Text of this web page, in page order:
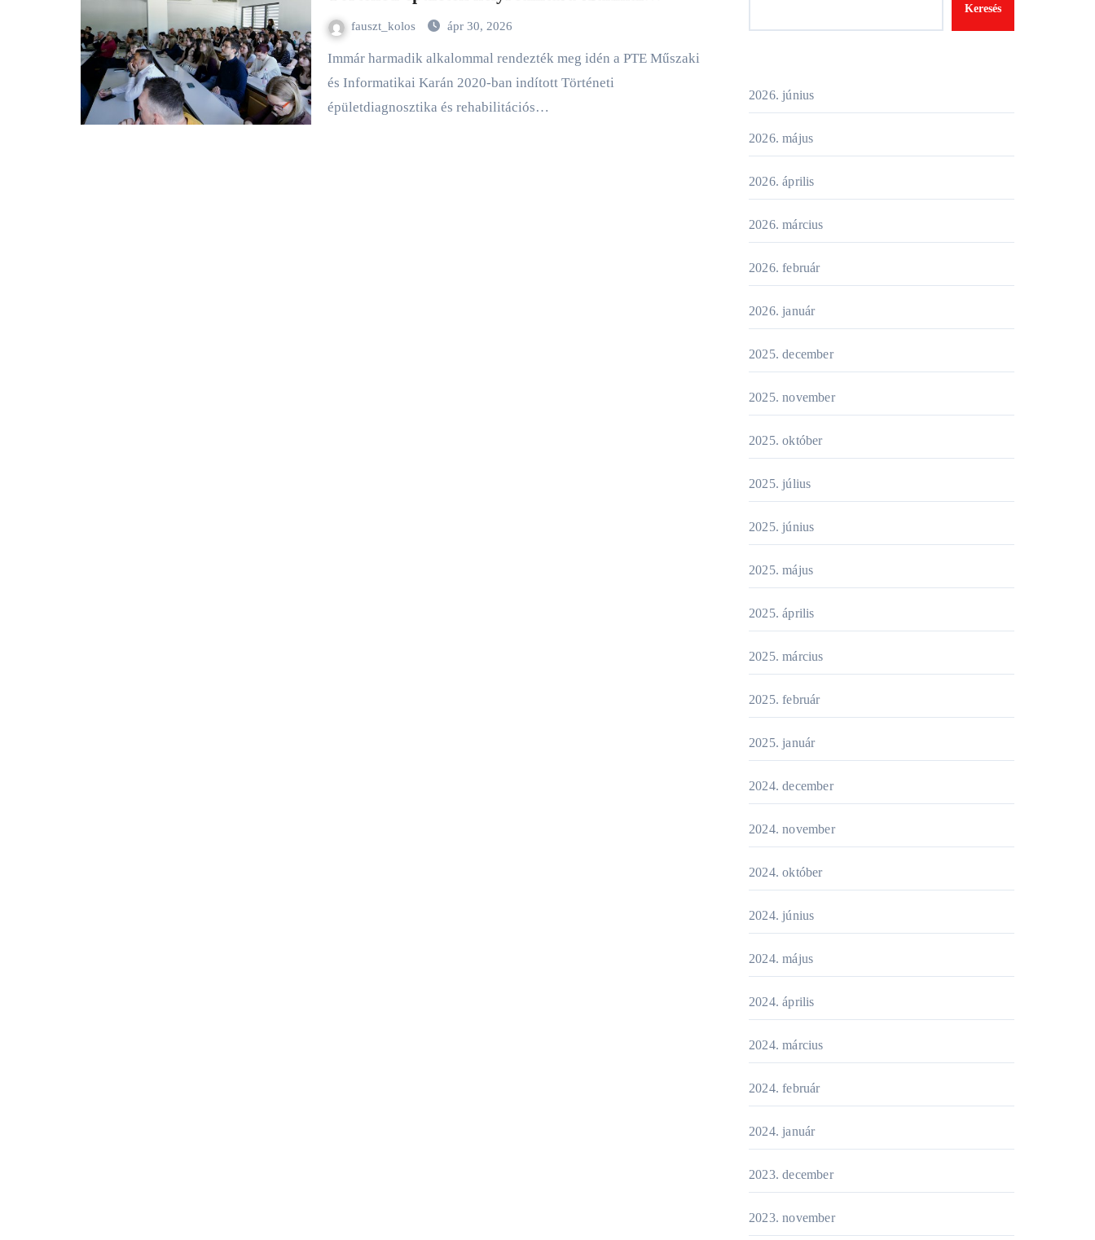
fórumon
fauszt_kolos ápr 30, 2026
Immár harmadik alkalommal rendezték meg idén a PTE Műszaki
és Informatikai Karán 2020-ban indított Történeti
épületdiagnosztika és rehabilitációs…
Keresés
2026. június
2026. május
2026. április
2026. március
2026. február
2026. január
2025. december
2025. november
2025. október
2025. július
2025. június
2025. május
2025. április
2025. március
2025. február
2025. január
2024. december
2024. november
2024. október
2024. június
2024. május
2024. április
2024. március
2024. február
2024. január
2023. december
2023. november